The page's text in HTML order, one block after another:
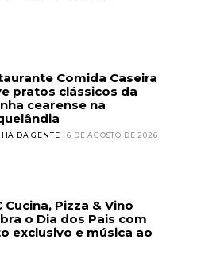
Comida Caseira
pratos clássicos da
cearense na
DA GENTE 6 DE AGOSTO DE 2026
Cucina, Pizza & Vino
o Dia dos Pais com
exclusivo e música ao